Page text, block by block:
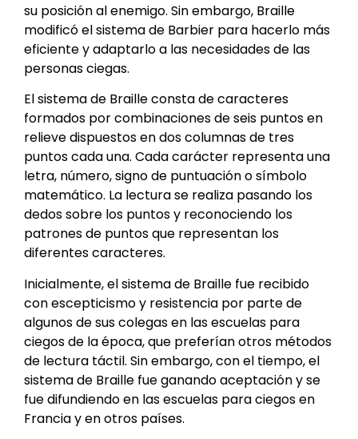
su posición al enemigo. Sin embargo, Braille
modificó el sistema de Barbier para hacerlo más
eficiente y adaptarlo a las necesidades de las
personas ciegas.
El sistema de Braille consta de caracteres
formados por combinaciones de seis puntos en
relieve dispuestos en dos columnas de tres
puntos cada una. Cada carácter representa una
letra, número, signo de puntuación o símbolo
matemático. La lectura se realiza pasando los
dedos sobre los puntos y reconociendo los
patrones de puntos que representan los
diferentes caracteres.
Inicialmente, el sistema de Braille fue recibido
con escepticismo y resistencia por parte de
algunos de sus colegas en las escuelas para
ciegos de la época, que preferían otros métodos
de lectura táctil. Sin embargo, con el tiempo, el
sistema de Braille fue ganando aceptación y se
fue difundiendo en las escuelas para ciegos en
Francia y en otros países.